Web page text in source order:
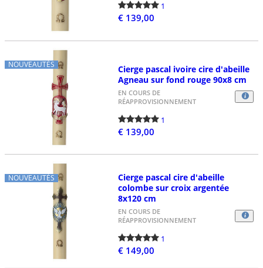
1
€ 139,00
NOUVEAUTÉS
Cierge pascal ivoire cire d'abeille
Agneau sur fond rouge 90x8 cm
EN COURS DE
RÉAPPROVISIONNEMENT
1
€ 139,00
NOUVEAUTÉS
Cierge pascal cire d'abeille
colombe sur croix argentée
8x120 cm
EN COURS DE
RÉAPPROVISIONNEMENT
1
€ 149,00